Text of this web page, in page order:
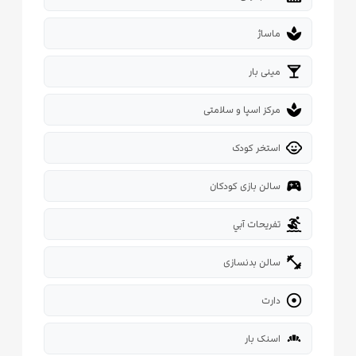
spa ماساژ
local_bar مینی بار
spa مرکز اسپا و سلامتی
child_care استخر کودک
sports_esports سالن بازی کودکان
 تفريحات آبي
fitness_center سالن بدنسازی
 دارت
bakery_dining اسنک بار